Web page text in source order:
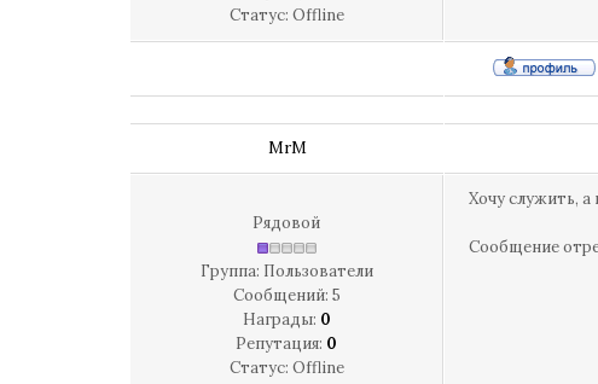
Статус: Offline
MrM
Рядовой
Группа: Пользователи
Сообщений: 5
Награды: 0
Репутация: 0
Статус: Offline
Хочу служить,
Сообщение